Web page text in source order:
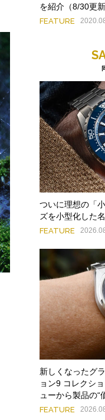
を紹介（8/30更新
FEATURE
ついに理想の「
ズを小型化した
FEATURE
新しくなったグ
ョン9 コレクシ
ューから製品の“
FEATURE